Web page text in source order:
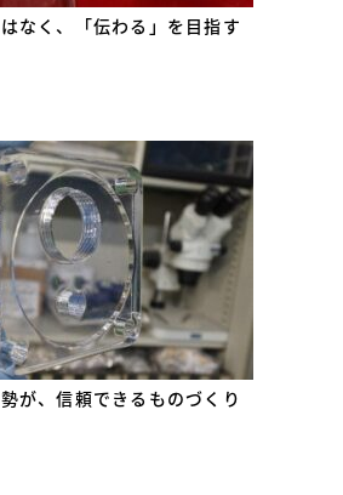
はなく、「伝わる」を目指す
が、信頼できるものづくり